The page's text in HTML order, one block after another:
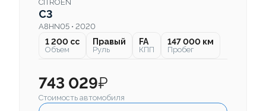
CITROEN
C3
A8HN05 • 2020
1 200 cc
Объем
Правый
Руль
FA
КПП
147 000 км
Пробег
743 029₽
Стоимость автомобиля